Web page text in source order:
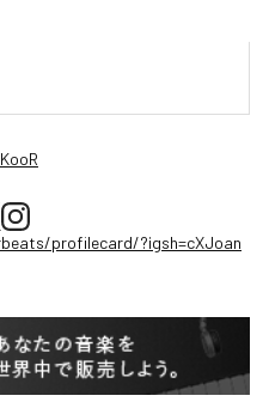
profilecard/?igsh=cXJoan